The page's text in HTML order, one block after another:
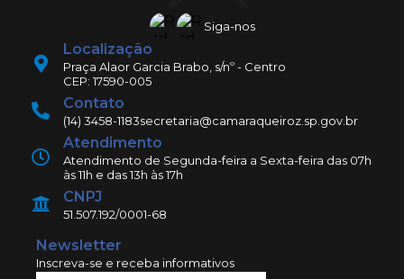
Siga-nos
Localização
Praça Alaor Garcia Brabo, s/nº - Centro
CEP: 17590-005
Contato
(14) 3458-1183secretaria@camaraqueiroz.sp.gov.br
Atendimento
Atendimento de Segunda-feira a Sexta-feira das 07h
às 11h e das 13h às 17h
CNPJ
51.507.192/0001-68
Newsletter
Inscreva-se e receba informativos